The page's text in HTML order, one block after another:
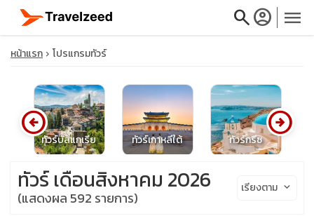
searchaccount_circle menu
close
travel_explore
calendar_month
หน้าแรก โปรแกรมทัวร์
ทัวร์บัลแกเรีย ทัวร์เกาหลีใต้ ทัวร์กรีซ
arrow_circle_left arrow_circle_right
ทัวร์ เดือนสิงหาคม 2026
(แสดงผล 592 รายการ)
เรียงตาม keyboard_arrow_down